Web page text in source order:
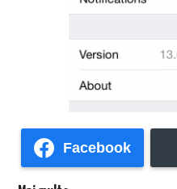
Facebook